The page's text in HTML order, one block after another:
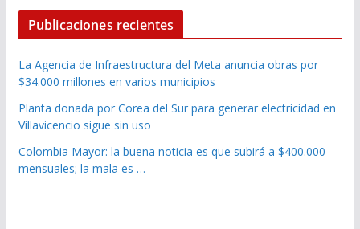
Publicaciones recientes
La Agencia de Infraestructura del Meta anuncia obras por
$34.000 millones en varios municipios
Planta donada por Corea del Sur para generar electricidad en
Villavicencio sigue sin uso
Colombia Mayor: la buena noticia es que subirá a $400.000
mensuales; la mala es …